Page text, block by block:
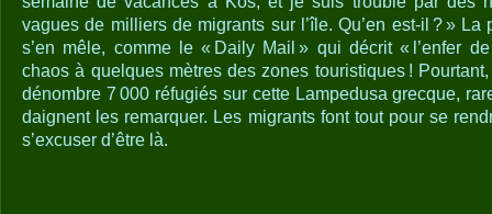
vagues de milliers de migrants sur l’île. Qu’en est-il ? »
s’en mêle, comme le « Daily Mail » qui décrit « l’enfer
chaos à quelques mètres des zones touristiques !
dénombre 7 000 réfugiés sur cette Lampedusa grecque,
daignent les remarquer. Les migrants font tout pour se
s’excuser d’être là.